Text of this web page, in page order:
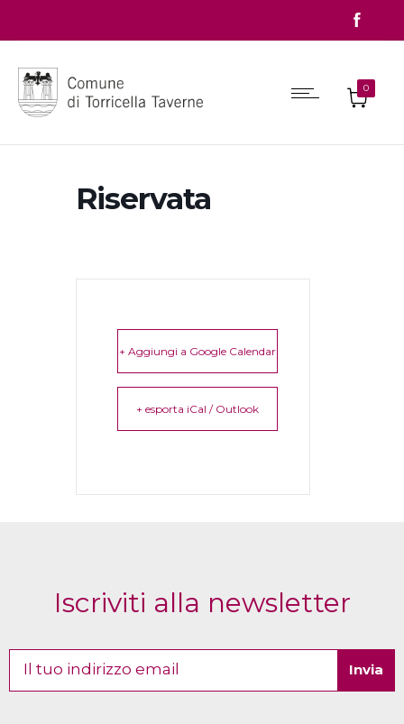
0
Riservata
+ Aggiungi a Google Calendar
+ esporta iCal / Outlook
Iscriviti alla newsletter